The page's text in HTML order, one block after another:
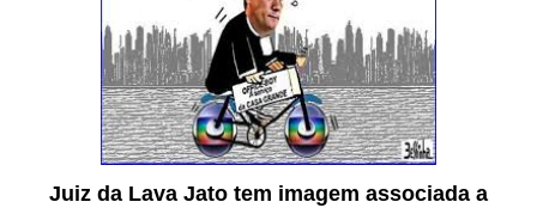
Juiz da Lava Jato tem imagem associada a